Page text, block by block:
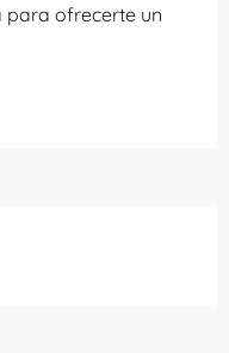
para ofrecerte un